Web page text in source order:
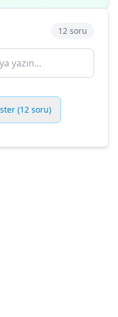
12 soru
(12 soru)